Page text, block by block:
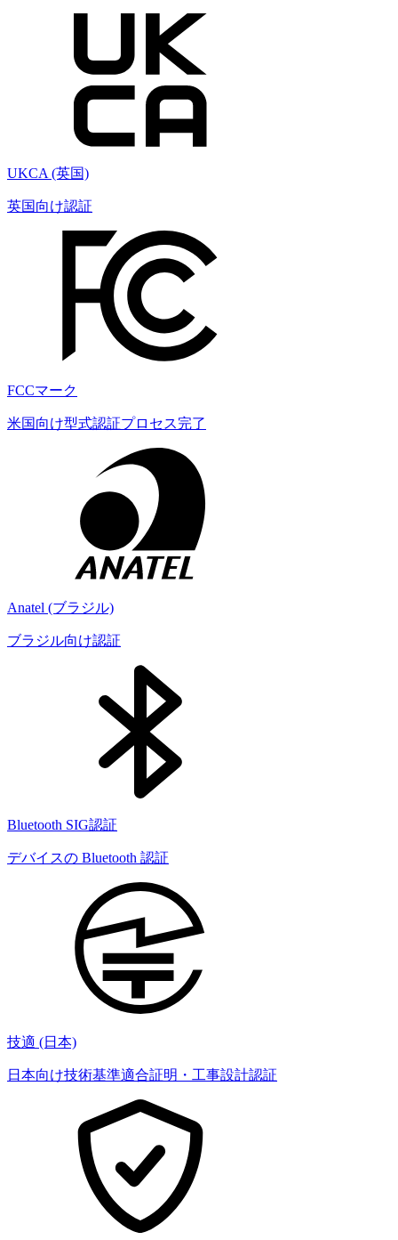
UKCA (英国)
英国向け認証
FCCマーク
米国向け型式認証プロセス完了
Anatel (ブラジル)
ブラジル向け認証
Bluetooth SIG認証
デバイスの Bluetooth 認証
技適 (日本)
日本向け技術基準適合証明・工事設計認証